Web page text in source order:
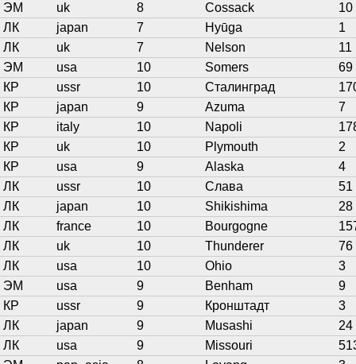
ЭМ
uk 8 Cossack
10
ЛК
japan 7 Hyūga
1
ЛК
uk 7 Nelson
11
ЭМ
usa 10 Somers
69
КР
ussr 10 Сталинград
КР
japan 9 Azuma
7
КР
italy 10 Napoli
КР
uk 10 Plymouth
2
КР
usa 9 Alaska
4
ЛК
ussr 10 Слава
51
ЛК
japan 10 Shikishima
28
ЛК
france 10 Bourgogne
ЛК
uk 10 Thunderer
76
ЛК
usa 10 Ohio
3
ЭМ
usa 9 Benham
9
КР
ussr 9 Кронштадт
3
ЛК
japan 9 Musashi
24
ЛК
usa 9 Missouri